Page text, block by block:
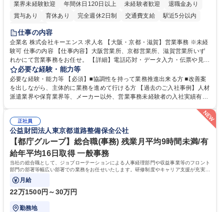
業界未経験歓迎
年間休日120日以上 未経験者歓迎
退職金あり
賞与あり
育休あり 完全週休2日制 交通費支給
駅近5分以内
土日祝休み
仕事の内容
企業名 株式会社キーエンス 求人名 【大阪・京都・滋賀】営業事務 ※未経
験可 仕事の内容 【仕事内容】大阪営業所、京都営業所、滋賀営業所いず
れかにて営業事務をお任せ。 【詳細】電話応対・データ入力・伝票や見積
の作成・カタログ送付・来客対応・営業所内で発生する事務業務や業務改
善をお任せ。 【教育制度】ご入社後、育成担当とペアになりながらOJTに
て業務を覚えていただくことが可能です。業務システムがきちんと構築さ
れているため、スムーズに仕事に慣れることができる環境です。また、
常に改善を目指す風土のため、安心して業務に取り組んでいただけます。
募集職種 【大阪・京都・滋賀】営業事務 ※未経験可
必要な経験・能力等
必要な経験・能力等 【必須】■協調性を持って業務推進出来る方 ■改善案
を出しながら、主体的に業務を進めて行ける方 【過去のご入社事例】人材
派遣業界や保育業界等、メーカー以外、営業事務未経験者の入社実績有
により、キーエンスの付加価値向上に貢献します。ベースの定型業務に加
えて、お客様や社員の状況に合わせ、能動的なサポート、改善の動きも期
待され。組織を支えるスペシャリストとして、チームに貢献し、結果的に
社員から頼られる存在になることができます。平均19:30の退勤以降の業
務の持ち帰りも禁止されており、メリハリのある働き方となります。 学
歴・資格 学歴：大学院 大学 高専 短大 語学力： 資格：
正社員
公益財団法人東京都道路整備保全公社
【都庁グループ】総合職(事務) 残業月平均9時間未満/有
給年平均16日取得 一般事務
当社の総合職として、ジョブローテーションによる人事経理部門や収益事業等のフロント
部門の部署等幅広い部署での業務をお任せいたします。研修制度やキャリア支援が充実し
ております！ ※下記業務詳細
月給
22万1500円～30万円
勤務地